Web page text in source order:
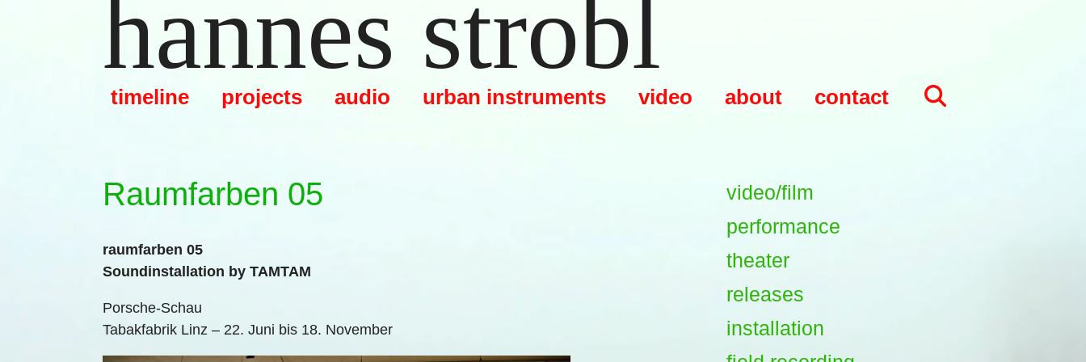
hannes strobl
timeline projects audio urban instruments video about contact
Raumfarben 05
raumfarben 05
Soundinstallation by TAMTAM
Porsche-Schau
Tabakfabrik Linz – 22. Juni bis 18. November
video/film
performance
theater
releases
installation